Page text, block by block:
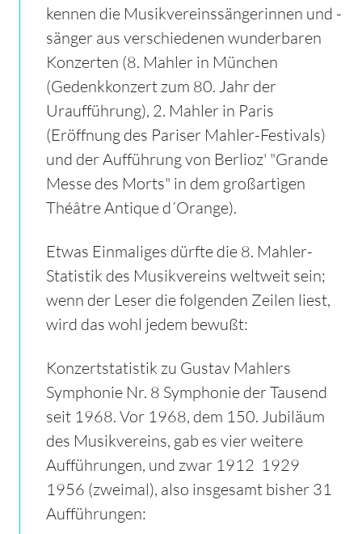
kennen die Musikvereinssängerinnen und -
sänger aus verschiedenen wunderbaren
Konzerten (8. Mahler in München
(Gedenkkonzert zum 80. Jahr der
Uraufführung), 2. Mahler in Paris
(Eröffnung des Pariser Mahler-Festivals)
und der Aufführung von Berlioz' "Grande
Messe des Morts" in dem großartigen
Théâtre Antique d´Orange).
Etwas Einmaliges dürfte die 8. Mahler-
Statistik des Musikvereins weltweit sein;
wenn der Leser die folgenden Zeilen liest,
wird das wohl jedem bewußt:
Konzertstatistik zu Gustav Mahlers
Symphonie Nr. 8 Symphonie der Tausend
seit 1968. Vor 1968, dem 150. Jubiläum
des Musikvereins, gab es vier weitere
Aufführungen, und zwar 1912  1929 
1956 (zweimal), also insgesamt bisher 31
Aufführungen: